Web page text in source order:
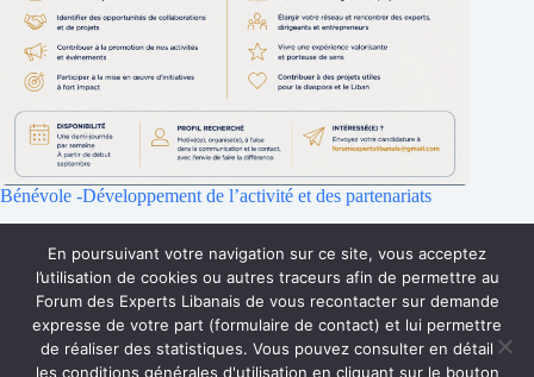
Bénévole -Développement de l’activité et des partenariats
Accueil Qui sommes-nous ?
Faire un don
Accès Membres
Rejoignez-nous
Mentions Légales
Contact
En poursuivant votre navigation sur ce site, vous acceptez
l’utilisation de cookies ou autres traceurs afin de permettre au
Forum des Experts Libanais de vous recontacter sur demande
expresse de votre part (formulaire de contact) et lui permettre
de réaliser des statistiques. Vous pouvez consulter en détail
les conditions générales d'utilisation en cliquant sur le bouton